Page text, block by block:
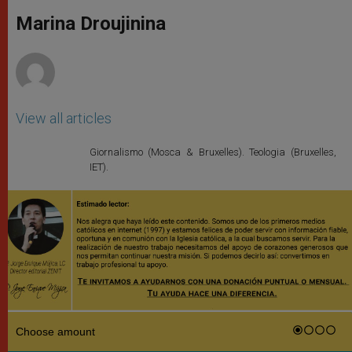
p
p
g
e
o
k
r
Marina Droujinina
View all articles
Giornalismo (Mosca & Bruxelles). Teologia (Bruxelles,
IET).